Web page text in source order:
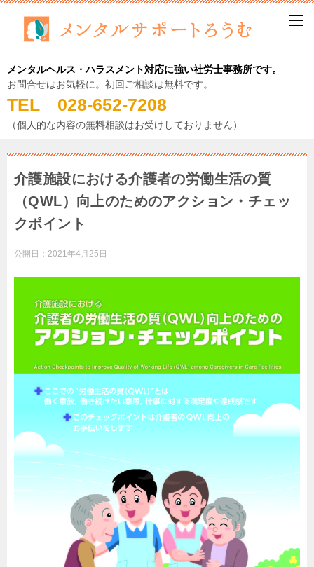
メンタルヘルス・ハラスメント対応に強い社労士事務所です。
お問合せはお気軽に。初回ご相談は無料です。
TEL 028-652-7208
（個人的な内容の無料相談はお受けしておりません）
介護施設における介護者の労働生活の質
（QWL）向上のためのアクション・チェッ
クポイント
公開日： 2021年4月25日